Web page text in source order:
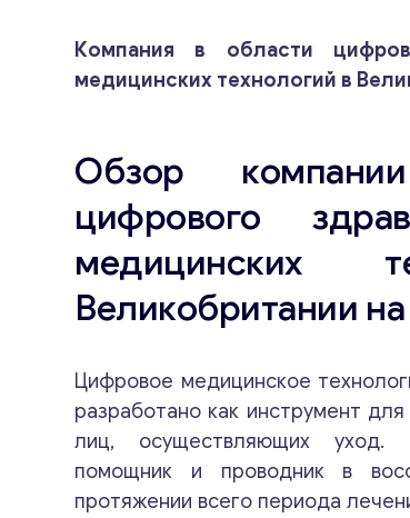
Компания в области
медицинских технологий в
Обзор
цифрового
медицинских
Великобритании
Цифровое медицинское
разработано как инструмент
лиц, осуществляющих уход.
помощник и проводник в
протяжении всего периода